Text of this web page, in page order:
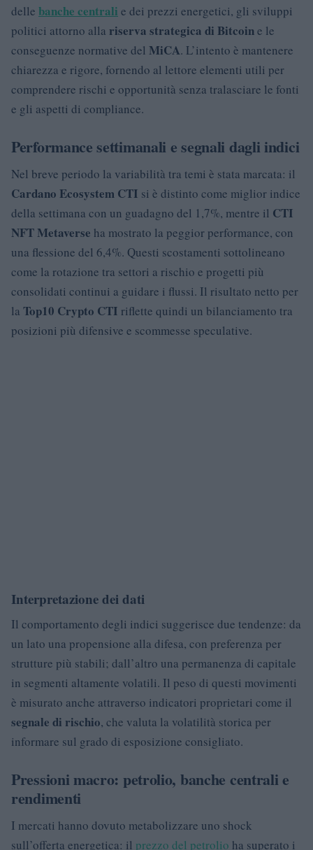
delle banche centrali e dei prezzi energetici, gli sviluppi
politici attorno alla riserva strategica di Bitcoine le
conseguenze normative del MiCA. L’intento è mantenere
chiarezza e rigore, fornendo al lettore elementi utili per
comprendere rischi e opportunità senza tralasciare le fonti
e gli aspetti di compliance.
Performance settimanali e segnali dagli indici
Nel breve periodo la variabilità tra temi è stata marcata: il
Cardano Ecosystem CTI si è distinto come miglior indice
della settimana con un guadagno del 1,7%, mentre il CTI
NFT Metaverse ha mostrato la peggior performance, con
una flessione del 6,4%. Questi scostamenti sottolineano
come la rotazione tra settori a rischio e progetti più
consolidati continui a guidare i flussi. Il risultato netto per
la Top10 Crypto CTI riflette quindi un bilanciamento tra
posizioni più difensive e scommesse speculative.
Interpretazione dei dati
Il comportamento degli indici suggerisce due tendenze: da
un lato una propensione alla difesa, con preferenza per
strutture più stabili; dall’altro una permanenza di capitale
in segmenti altamente volatili. Il peso di questi movimenti
è misurato anche attraverso indicatori proprietari come il
segnale di rischio, che valuta la volatilità storica per
informare sul grado di esposizione consigliato.
Pressioni macro: petrolio, banche centrali e
rendimenti
I mercati hanno dovuto metabolizzare uno shock
sull’offerta energetica: il prezzo del petrolio ha superato i